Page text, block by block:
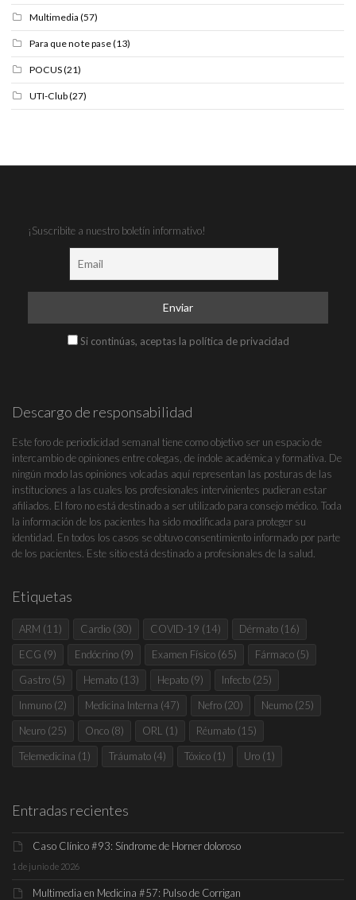
Multimedia (57)
Para que no te pase(13)
POCUS(21)
UTI-Club(27)
¡Suscribite a nuestro boletín informativo!
Si continúas, aceptas la política de privacidad
Descargo de responsabilidad
Este foro de periodicidad semanal tiene como objetivo ser un espacio de
intercambio de opiniones entre colegas, de índole académica y formativa. De
ningún modo las opiniones volcadas aquí representan las posturas de las
instituciones a las cuales los profesionales intervinientes pudieran estar
afiliados. El foro no está destinado a ser utilizado para consejo médico. Toda
la información de los pacientes ha sido modificada para proteger su
identidad. En todos los casos se obtuvo consentimiento informado por parte
de los pacientes. Este sitio está destinado a profesionales de la salud.
Etiquetas
ARM (11) Cardio (30) COVID-19 (14) Dérmato (16)
ECG (9) Endócrino (9) Examen Físico (65) Fármaco (5)
Gastro (5) Hemato (13) Hepato (9) Infecto (25)
Inmuno (2) Medicina Interna (47) Nefro (20) Neumo (25)
Neuro (25) Onco (8) ORL (1) Réumato (15)
Telemedicina (1) Tráumato (4) Tóxico (1) Uro (1)
Entradas recientes
Caso Clínico #93: Síndrome de Horner doloroso
1 de junio de 2026
Multimedia en Medicina #57: Pulso de Corrigan